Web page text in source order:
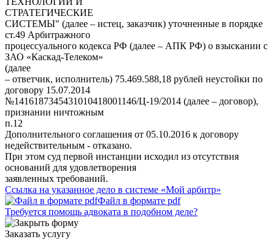
СТРАТЕГИЧЕСКИЕ
СИСТЕМЫ" (далее – истец, заказчик) уточненные в порядке
ст.49 Арбитражного
процессуального кодекса РФ (далее – АПК РФ) о взыскании с
ЗАО «Каскад-Телеком»
(далее
– ответчик, исполнитель) 75.469.588,18 рублей неустойки по
договору 15.07.2014
№1416187345431010418001146/Ц-19/2014 (далее – договор),
признании ничтожным
п.12
Дополнительного соглашения от 05.10.2016 к договору
недействительным - отказано.
При этом суд первой инстанции исходил из отсутствия
оснований для удовлетворения
заявленных требований.
Ссылка на указанное дело в системе «Мой арбитр»
Файл в формате pdf
Требуется помощь адвоката в подобном деле?
Заказать услугу